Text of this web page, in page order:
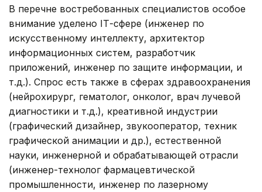
В перечне востребованных специалистов особое
внимание уделено ІТ-сфере (инженер по
искусственному интеллекту, архитектор
информационных систем, разработчик
приложений, инженер по защите информации, и
т.д.). Спрос есть также в сферах здравоохранения
(нейрохирург, гематолог, онколог, врач лучевой
диагностики и т.д.), креативной индустрии
(графический дизайнер, звукооператор, техник
графической анимации и др.), естественной
науки, инженерной и обрабатывающей отрасли
(инженер-технолог фармацевтической
промышленности, инженер по лазерному